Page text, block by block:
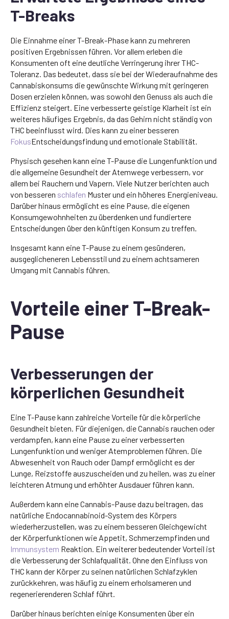
T-Breaks
Die Einnahme einer T-Break-Phase kann zu mehreren
positiven Ergebnissen führen. Vor allem erleben die
Konsumenten oft eine deutliche Verringerung ihrer THC-
Toleranz. Das bedeutet, dass sie bei der Wiederaufnahme des
Cannabiskonsums die gewünschte Wirkung mit geringeren
Dosen erzielen können, was sowohl den Genuss als auch die
Effizienz steigert. Eine verbesserte geistige Klarheit ist ein
weiteres häufiges Ergebnis, da das Gehirn nicht ständig von
THC beeinflusst wird. Dies kann zu einer besseren
FokusEntscheidungsfindung und emotionale Stabilität.
Physisch gesehen kann eine T-Pause die Lungenfunktion und
die allgemeine Gesundheit der Atemwege verbessern, vor
allem bei Rauchern und Vapern. Viele Nutzer berichten auch
von besseren schlafen Muster und ein höheres Energieniveau.
Darüber hinaus ermöglicht es eine Pause, die eigenen
Konsumgewohnheiten zu überdenken und fundiertere
Entscheidungen über den künftigen Konsum zu treffen.
Insgesamt kann eine T-Pause zu einem gesünderen,
ausgeglicheneren Lebensstil und zu einem achtsameren
Umgang mit Cannabis führen.
Vorteile einer T-Break-
Pause
Verbesserungen der
körperlichen Gesundheit
Eine T-Pause kann zahlreiche Vorteile für die körperliche
Gesundheit bieten. Für diejenigen, die Cannabis rauchen oder
verdampfen, kann eine Pause zu einer verbesserten
Lungenfunktion und weniger Atemproblemen führen. Die
Abwesenheit von Rauch oder Dampf ermöglicht es der
Lunge, Reizstoffe auszuscheiden und zu heilen, was zu einer
leichteren Atmung und erhöhter Ausdauer führen kann.
Außerdem kann eine Cannabis-Pause dazu beitragen, das
natürliche Endocannabinoid-System des Körpers
wiederherzustellen, was zu einem besseren Gleichgewicht
der Körperfunktionen wie Appetit, Schmerzempfinden und
Immunsystem Reaktion. Ein weiterer bedeutender Vorteil ist
die Verbesserung der Schlafqualität. Ohne den Einfluss von
THC kann der Körper zu seinen natürlichen Schlafzyklen
zurückkehren, was häufig zu einem erholsameren und
regenerierenderen Schlaf führt.
Darüber hinaus berichten einige Konsumenten über ein